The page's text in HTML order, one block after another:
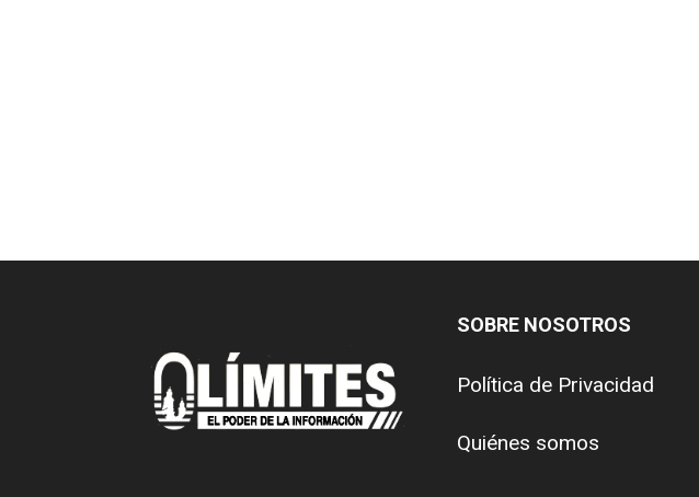
SOBRE NOSOTROS
Política de Privacidad
Quiénes somos